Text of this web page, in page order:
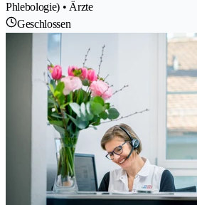
Phlebologie) • Ärzte
Geschlossen